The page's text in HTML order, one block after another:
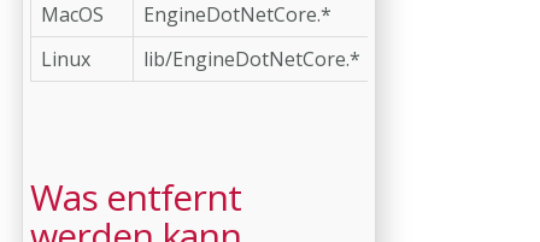
MacOS
EngineDotNetCore.*
Linux
lib/EngineDotNetCore.*
Was entfernt